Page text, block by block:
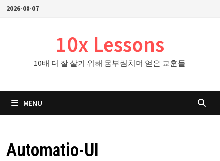
Skip2026-08-07
10x Lessons
10배 더 잘 살기 위해 몸부림치며 얻은 교훈들
MENU
Automatio-UI